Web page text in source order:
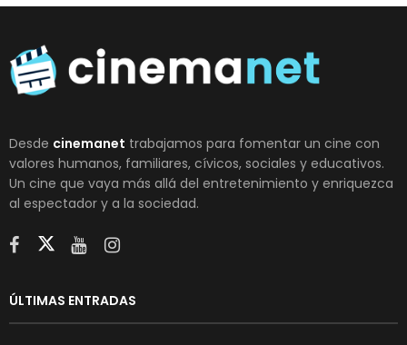
Desde cinemanet trabajamos para fomentar un cine con
valores humanos, familiares, cívicos, sociales y educativos.
Un cine que vaya más allá del entretenimiento y enriquezca
al espectador y a la sociedad.
ÚLTIMAS ENTRADAS